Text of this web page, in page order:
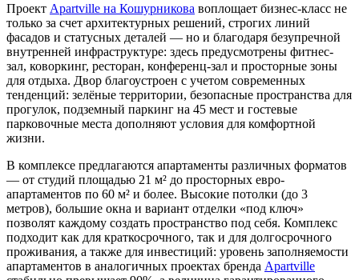
Проект Apartville на Кошурникова воплощает бизнес-класс не
только за счет архитектурных решений, строгих линий
фасадов и статусных деталей — но и благодаря безупречной
внутренней инфраструктуре: здесь предусмотрены фитнес-
зал, коворкинг, ресторан, конференц-зал и просторные зоны
для отдыха. Двор благоустроен с учетом современных
тенденций: зелёные территории, безопасные пространства для
прогулок, подземный паркинг на 45 мест и гостевые
парковочные места дополняют условия для комфортной
жизни.
В комплексе предлагаются апартаменты различных форматов
— от студий площадью 21 м² до просторных евро-
апартаментов по 60 м² и более. Высокие потолки (до 3
метров), большие окна и вариант отделки «под ключ»
позволят каждому создать пространство под себя. Комплекс
подходит как для краткосрочного, так и для долгосрочного
проживания, а также для инвестиций: уровень заполняемости
апартаментов в аналогичных проектах бренда Apartville